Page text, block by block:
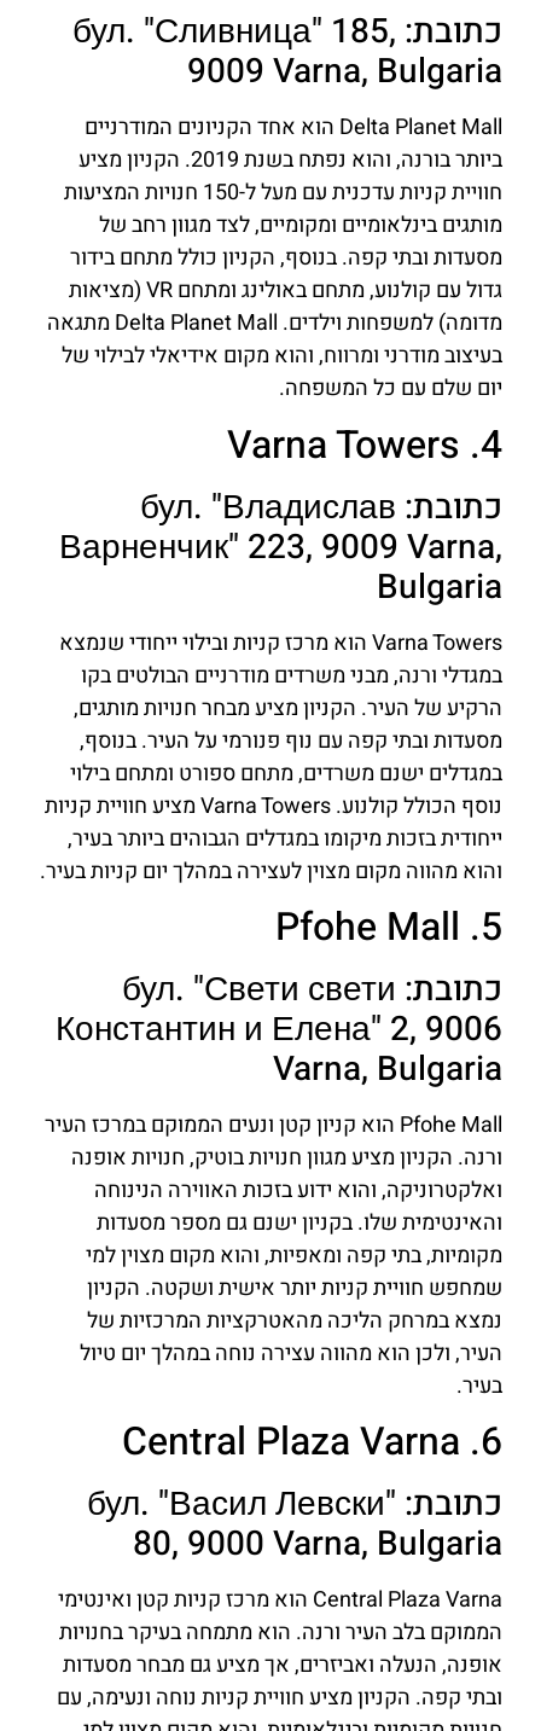
כתובת: бул. "Сливница" 185,
9009 Varna, Bulgaria
Delta Planet Mall הוא אחד הקניונים המודרניים
ביותר בורנה, והוא נפתח בשנת 2019. הקניון מציע
חוויית קניות עדכנית עם מעל ל-150 חנויות המציעות
מותגים בינלאומיים ומקומיים, לצד מגוון רחב של
מסעדות ובתי קפה. בנוסף, הקניון כולל מתחם בידור
גדול עם קולנוע, מתחם באולינג ומתחם VR (מציאות
מדומה) למשפחות וילדים. Delta Planet Mall מתגאה
בעיצוב מודרני ומרווח, והוא מקום אידיאלי לבילוי של
יום שלם עם כל המשפחה.
4. Varna Towers
כתובת: бул. "Владислав
Варненчик" 223, 9009 Varna,
Bulgaria
Varna Towers הוא מרכז קניות ובילוי ייחודי שנמצא
במגדלי ורנה, מבני משרדים מודרניים הבולטים בקו
הרקיע של העיר. הקניון מציע מבחר חנויות מותגים,
מסעדות ובתי קפה עם נוף פנורמי על העיר. בנוסף,
במגדלים ישנם משרדים, מתחם ספורט ומתחם בילוי
נוסף הכולל קולנוע. Varna Towers מציע חוויית קניות
ייחודית בזכות מיקומו במגדלים הגבוהים ביותר בעיר,
והוא מהווה מקום מצוין לעצירה במהלך יום קניות בעיר.
5. Pfohe Mall
כתובת: бул. "Свети свети
Константин и Елена" 2, 9006
Varna, Bulgaria
Pfohe Mall הוא קניון קטן ונעים הממוקם במרכז העיר
ורנה. הקניון מציע מגוון חנויות בוטיק, חנויות אופנה
ואלקטרוניקה, והוא ידוע בזכות האווירה הנינוחה
והאינטימית שלו. בקניון ישנם גם מספר מסעדות
מקומיות, בתי קפה ומאפיות, והוא מקום מצוין למי
שמחפש חוויית קניות יותר אישית ושקטה. הקניון
נמצא במרחק הליכה מהאטרקציות המרכזיות של
העיר, ולכן הוא מהווה עצירה נוחה במהלך יום טיול
בעיר.
6. Central Plaza Varna
כתובת: бул. "Васил Левски"
80, 9000 Varna, Bulgaria
Central Plaza Varna הוא מרכז קניות קטן ואינטימי
הממוקם בלב העיר ורנה. הוא מתמחה בעיקר בחנויות
אופנה, הנעלה ואביזרים, אך מציע גם מבחר מסעדות
ובתי קפה. הקניון מציע חוויית קניות נוחה ונעימה, עם